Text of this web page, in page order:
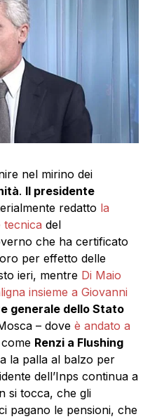
nel mirino dei
. Il presidente
redatto la
tecnica del
che ha certificato
per effetto delle
ieri, mentre Di Maio
insieme a Giovanni
generale dello Stato
– dove è andato a
Renzi a Flushing
la palla al balzo per
dell’Inps continua a
si tocca, che gli
pagano le pensioni, che